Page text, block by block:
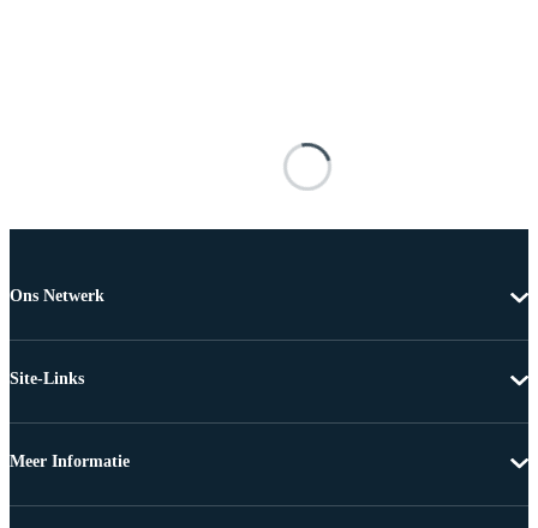
Ons Netwerk
Site-Links
Meer Informatie